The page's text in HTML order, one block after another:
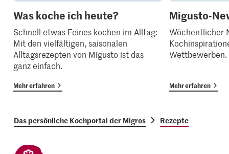
Was koche ich heute?
Schnell etwas Feines kochen im Alltag:
Mit den vielfältigen, saisonalen
Alltagsrezepten von Migusto ist das
ganz einfach.
Mehr erfahren
Migusto-
Wöchentlicher
Wettbewerben.
Mehr erfahren
Das persönliche Kochportal der Migros Rezepte